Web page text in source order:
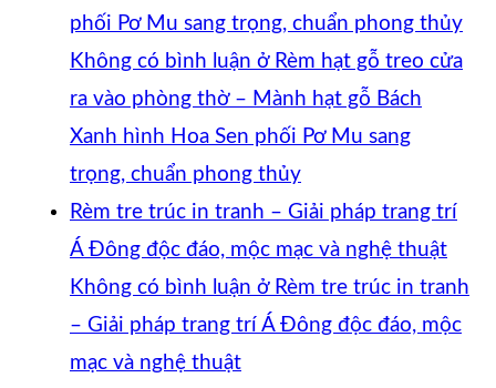
phối Pơ Mu sang trọng, chuẩn phong thủy
Không có bình luận ở Rèm hạt gỗ treo cửa
ra vào phòng thờ – Mành hạt gỗ Bách
Xanh hình Hoa Sen phối Pơ Mu sang
trọng, chuẩn phong thủy
Rèm tre trúc in tranh – Giải pháp trang trí
Á Đông độc đáo, mộc mạc và nghệ thuật
Không có bình luận ở Rèm tre trúc in tranh
– Giải pháp trang trí Á Đông độc đáo, mộc
mạc và nghệ thuật